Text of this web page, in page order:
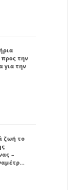
την
για την
ζωή το
–